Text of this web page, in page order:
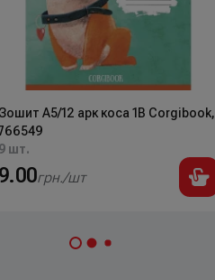
Зошит А5/12 арк коса 1В Corgibook,
9 шт.
9.00грн./шт